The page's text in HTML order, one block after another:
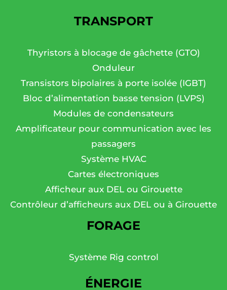
TRANSPORT
Thyristors à blocage de gâchette (GTO)
Onduleur
Transistors bipolaires à porte isolée (IGBT)
Bloc d’alimentation basse tension (LVPS)
Modules de condensateurs
Amplificateur pour communication avec les
passagers
Système HVAC
Cartes électroniques
Afficheur aux DEL ou Girouette
Contrôleur d’afficheurs aux DEL ou à Girouette
FORAGE
Système Rig control
ÉNERGIE